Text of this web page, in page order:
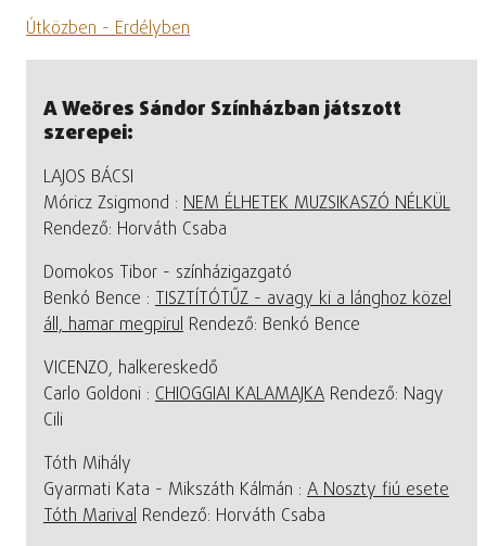
Útközben - Erdélyben
A Weöres Sándor Színházban játszott
szerepei:
LAJOS BÁCSI
Móricz Zsigmond : NEM ÉLHETEK MUZSIKASZÓ NÉLKÜL
Rendező: Horváth Csaba
Domokos Tibor - színházigazgató
Benkó Bence : TISZTÍTÓTŰZ - avagy ki a lánghoz közel
áll, hamar megpirul Rendező: Benkó Bence
VICENZO, halkereskedő
Carlo Goldoni : CHIOGGIAI KALAMAJKA Rendező: Nagy
Cili
Tóth Mihály
Gyarmati Kata - Mikszáth Kálmán : A Noszty fiú esete
Tóth Marival Rendező: Horváth Csaba